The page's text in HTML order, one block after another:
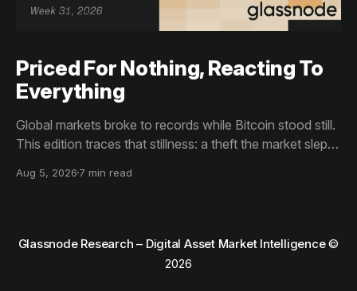
Priced For Nothing, Reacting To
Everything
Global markets broke to records while Bitcoin stood still.
This edition traces that stillness: a theft the market slept
than capitulation, and an options market priced for
Aug 5, 2026 7 min read
Glassnode Research – Digital Asset Market Intelligence©
2026